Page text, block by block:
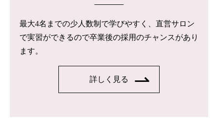
最大4名までの少人数制で学びやすく、直営サロン
で実習ができるので卒業後の採用のチャンスがあり
ます。
詳しく見る